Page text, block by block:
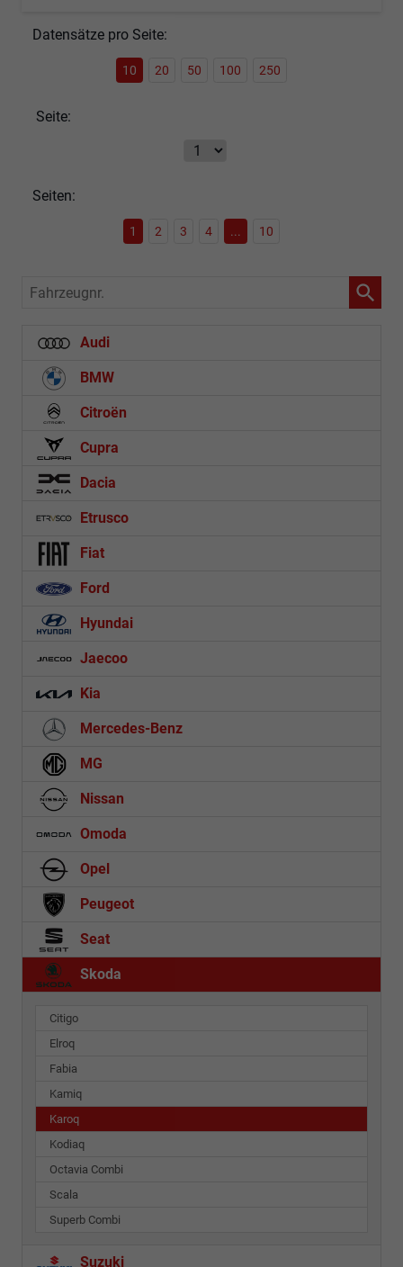
Datensätze pro Seite:
10 20 50 100 250
Seite:
Seiten:
1 2 3 4 ... 10
Fahrzeugnr.
Audi
BMW
Citroën
Cupra
Dacia
Etrusco
Fiat
Ford
Hyundai
Jaecoo
Kia
Mercedes-Benz
MG
Nissan
Omoda
Opel
Peugeot
Seat
Skoda
Citigo
Elroq
Fabia
Kamiq
Karoq
Kodiaq
Octavia Combi
Scala
Superb Combi
Suzuki